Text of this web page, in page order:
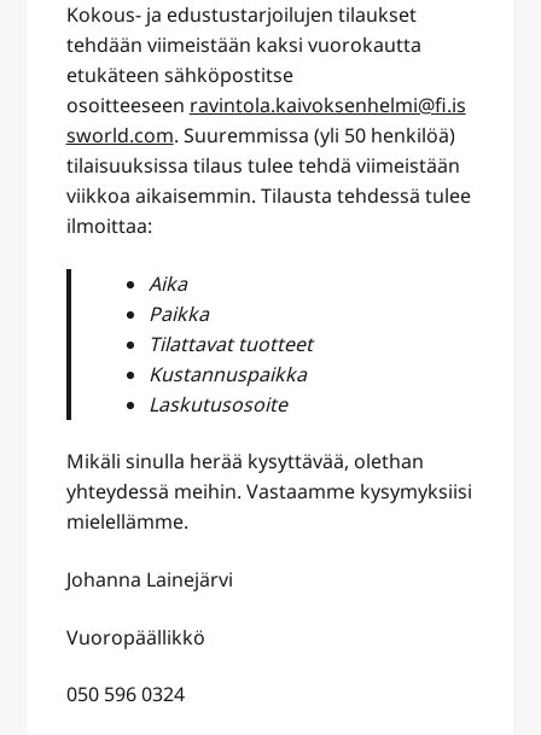
Kokous- ja edustustarjoilujen tilaukset
tehdään viimeistään kaksi vuorokautta
etukäteen sähköpostitse
osoitteeseen ravintola.kaivoksenhelmi@fi.is
sworld.com. Suuremmissa (yli 50 henkilöä)
tilaisuuksissa tilaus tulee tehdä viimeistään
viikkoa aikaisemmin. Tilausta tehdessä tulee
ilmoittaa:
Aika
Paikka
Tilattavat tuotteet
Kustannuspaikka
Laskutusosoite
Mikäli sinulla herää kysyttävää, olethan
yhteydessä meihin. Vastaamme kysymyksiisi
mielellämme.
Johanna Lainejärvi
Vuoropäällikkö
050 596 0324